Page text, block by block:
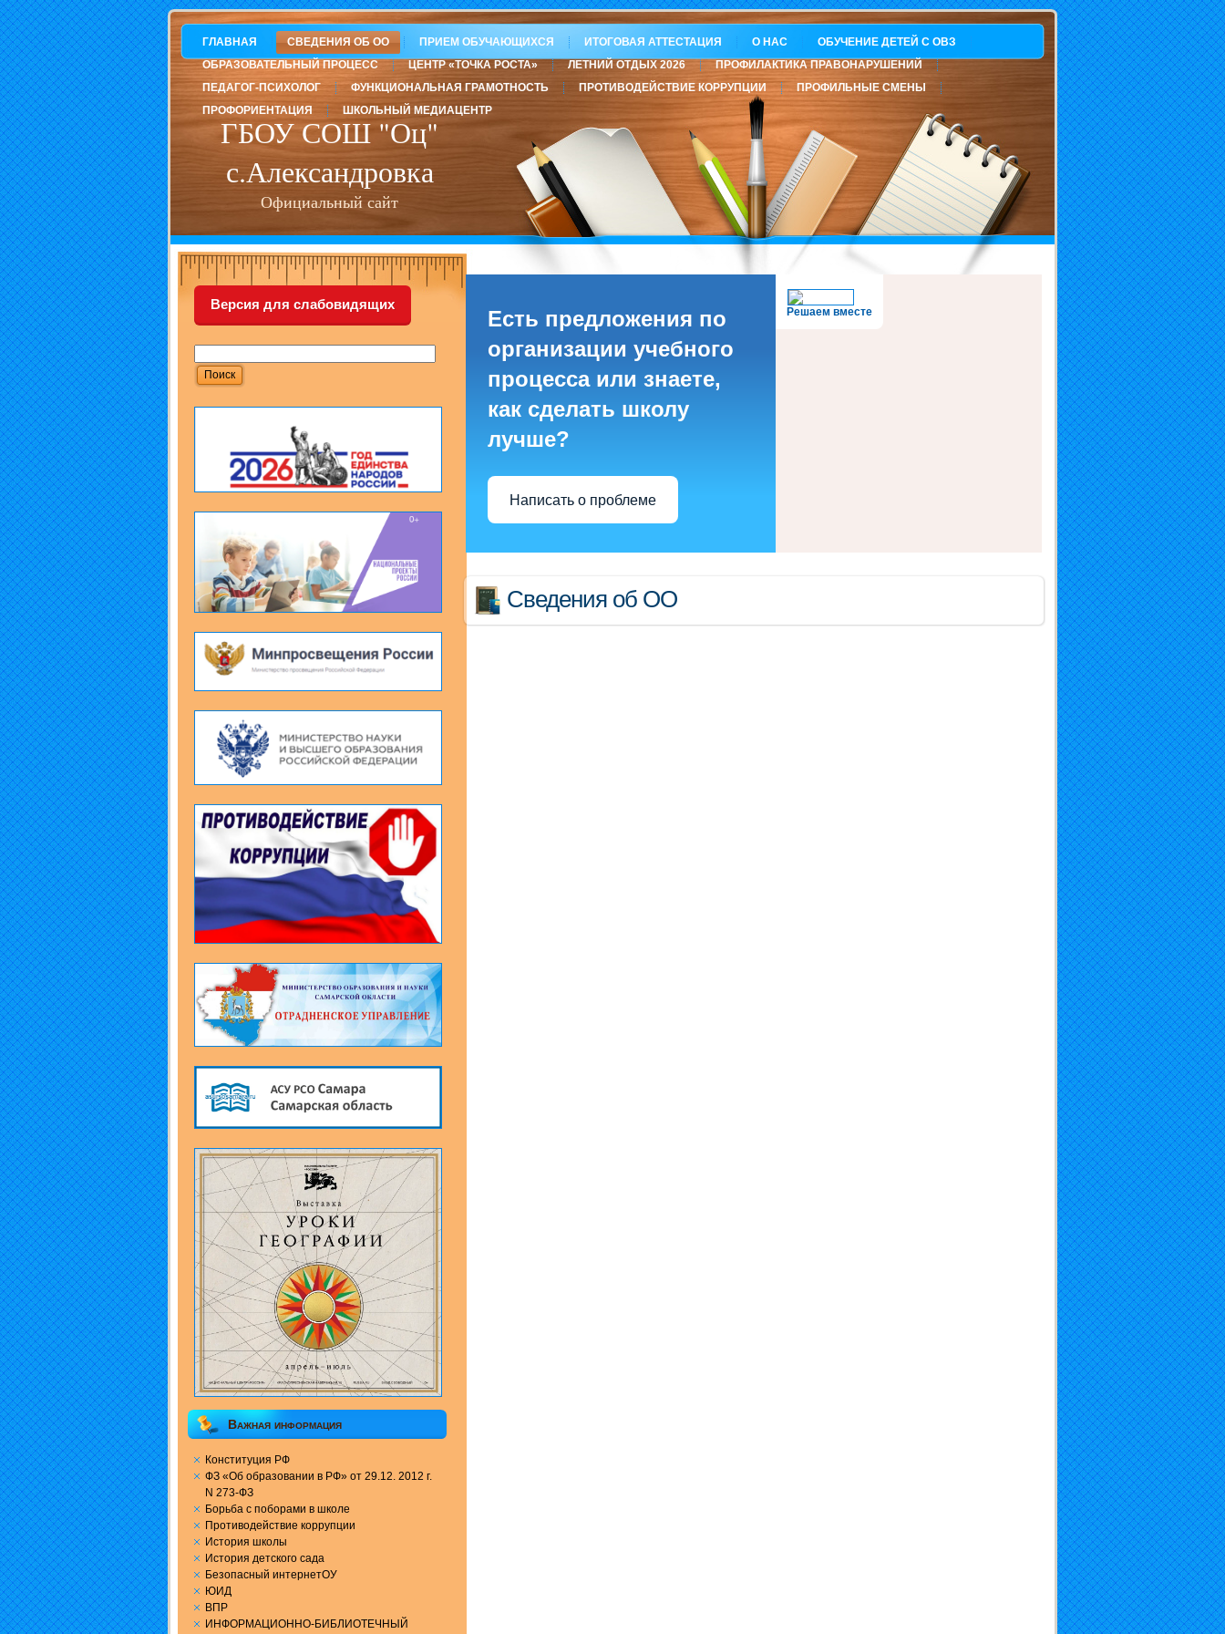
ГБОУ СОШ "Оц"
с.Александровка
Официальный сайт
ГЛАВНАЯ СВЕДЕНИЯ ОБ ОО ПРИЕМ ОБУЧАЮЩИХСЯ ИТОГОВАЯ АТТЕСТАЦИЯ О НАС
ОБУЧЕНИЕ ДЕТЕЙ С ОВЗ
ОБРАЗОВАТЕЛЬНЫЙ ПРОЦЕСС
ЦЕНТР «ТОЧКА РОСТА» ЛЕТНИЙ ОТДЫХ 2026
ПРОФИЛАКТИКА ПРАВОНАРУШЕНИЙ
ПЕДАГОГ-ПСИХОЛОГ
ФУНКЦИОНАЛЬНАЯ ГРАМОТНОСТЬ ПРОТИВОДЕЙСТВИЕ КОРРУПЦИИ
ПРОФИЛЬНЫЕ СМЕНЫ
ПРОФОРИЕНТАЦИЯ
ШКОЛЬНЫЙ МЕДИАЦЕНТР
Версия для слабовидящих
Важная информация
Конституция РФ
ФЗ «Об образовании в РФ» от 29.12. 2012 г.
N 273-ФЗ
Борьба с поборами в школе
Противодействие коррупции
История школы
История детского сада
Безопасный интернетОУ
ЮИД
ВПР
ИНФОРМАЦИОННО-БИБЛИОТЕЧНЫЙ
Решаем вместе
Есть предложения по
организации учебного
процесса или знаете,
как сделать школу
лучше?
Написать о проблеме
Сведения об ОО